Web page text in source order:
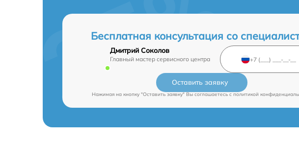
Бесплатная консультация со
Дмитрий Соколов
Главный мастер сервисного центра
Оставить заявку
Нажимая на кнопку "Оставить заявку" Вы соглашаетесь c политикой